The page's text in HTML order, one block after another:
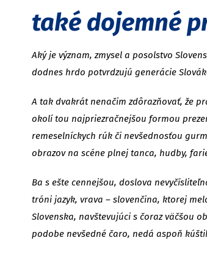
také dojemné
Aký je význam, zmysel a posolstvo
dodnes hrdo potvrdzujú generácie
A tak dvakrát nenačim zdôrazňovať, že
okolí tou najpriezračnejšou formou
remeselníckych rúk či nevšednosťou
obrazov na scéne plnej tanca, hudby,
Ba s ešte cennejšou, doslova
tróni jazyk, vrava – slovenčina, ktorej
Slovenska, navštevujúci s čoraz väčšou
podobe nevšedné čaro, nedá aspoň